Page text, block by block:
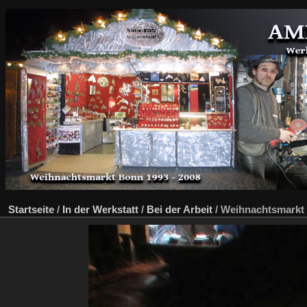
Startseite / In der Werkstatt / Bei der Arbeit / Weihnachtsmarkt